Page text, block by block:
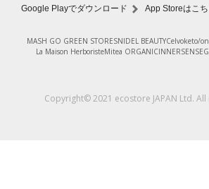
法人会員サービス
New Zealand
Google Playでダウンロード App Storeはこち
MASH GO GREEN STORESNIDEL BEAUTYCelvoketo/
La Maison HerboristeMitea ORGANICINNERSENSE
Copyright© 2021 ecostore JAPAN Ltd.